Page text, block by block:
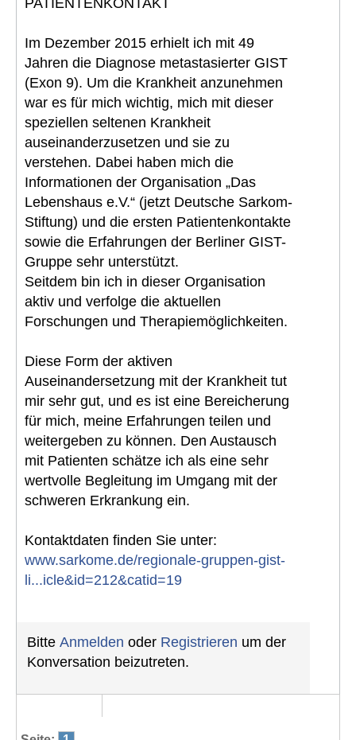
Im Dezember 2015 erhielt ich mit 49
Jahren die Diagnose metastasierter GIST
(Exon 9). Um die Krankheit anzunehmen
war es für mich wichtig, mich mit dieser
speziellen seltenen Krankheit
auseinanderzusetzen und sie zu
verstehen. Dabei haben mich die
Informationen der Organisation „Das
Lebenshaus e.V.“ (jetzt Deutsche Sarkom-
Stiftung) und die ersten Patientenkontakte
sowie die Erfahrungen der Berliner GIST-
Gruppe sehr unterstützt.
Seitdem bin ich in dieser Organisation
aktiv und verfolge die aktuellen
Forschungen und Therapiemöglichkeiten.
Diese Form der aktiven
Auseinandersetzung mit der Krankheit tut
mir sehr gut, und es ist eine Bereicherung
für mich, meine Erfahrungen teilen und
weitergeben zu können. Den Austausch
mit Patienten schätze ich als eine sehr
wertvolle Begleitung im Umgang mit der
schweren Erkrankung ein.
Kontaktdaten finden Sie unter:
www.sarkome.de/regionale-gruppen-gist-
li...icle&id=212&catid=19
Bitte Anmelden oder Registrieren um der
Konversation beizutreten.